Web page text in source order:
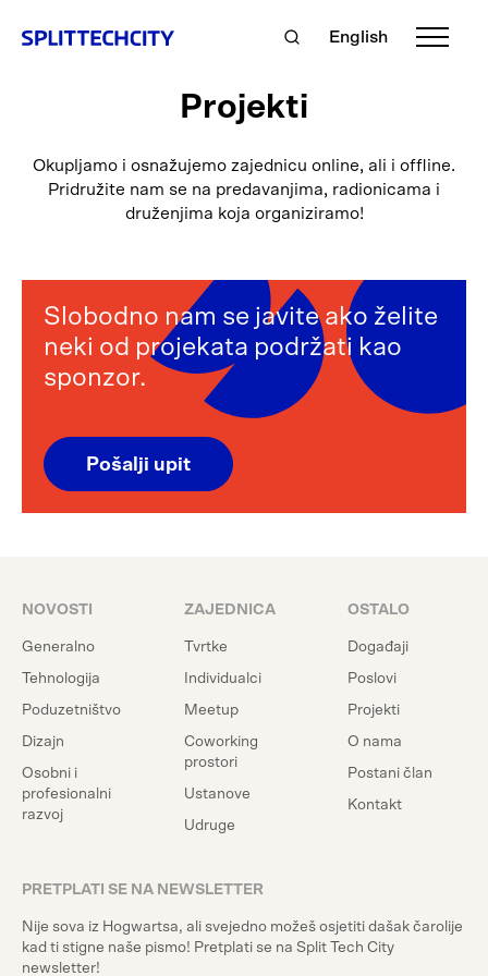
English
Projekti
Okupljamo i osnažujemo zajednicu online, ali i offline.
Pridružite nam se na predavanjima, radionicama i
druženjima koja organiziramo!
Slobodno nam se javite ako želite
neki od projekata podržati kao
sponzor.
Pošalji upit
NOVOSTI
Generalno
Tehnologija
Poduzetništvo
Dizajn
Osobni i
profesionalni
razvoj
ZAJEDNICA
Tvrtke
Individualci
Meetup
Coworking
prostori
Ustanove
Udruge
OSTALO
Događaji
Poslovi
Projekti
O nama
Postani član
Kontakt
PRETPLATI SE NA NEWSLETTER
Nije sova iz Hogwartsa, ali svejedno možeš osjetiti dašak čarolije
kad ti stigne naše pismo! Pretplati se na Split Tech City
newsletter!